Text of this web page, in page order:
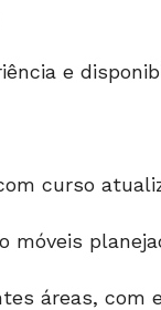
e
curso
móveis
áreas, com